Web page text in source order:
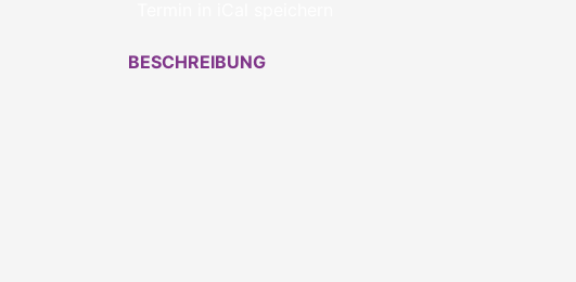
BESCHREIBUNG